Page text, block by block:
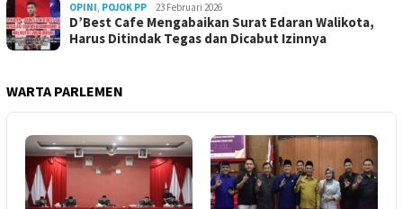
OPINI, POJOK PP 23 Februari 2026
D’Best Cafe Mengabaikan Surat Edaran Walikota,
Harus Ditindak Tegas dan Dicabut Izinnya
WARTA PARLEMEN